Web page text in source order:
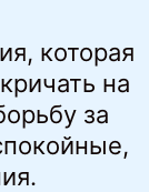
которая
на
за